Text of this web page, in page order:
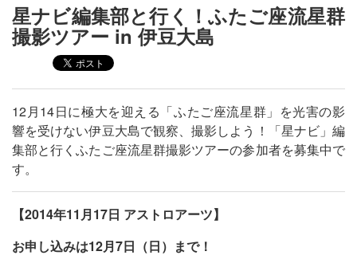
星ナビ編集部と行く！ふたご座流星群
撮影ツアー in 伊豆大島
12月14日に極大を迎える「ふたご座流星群」を光害の影
響を受けない伊豆大島で観察、撮影しよう！「星ナビ」編
集部と行くふたご座流星群撮影ツアーの参加者を募集中で
す。
【2014年11月17日 アストロアーツ】
お申し込みは12月7日（日）まで！